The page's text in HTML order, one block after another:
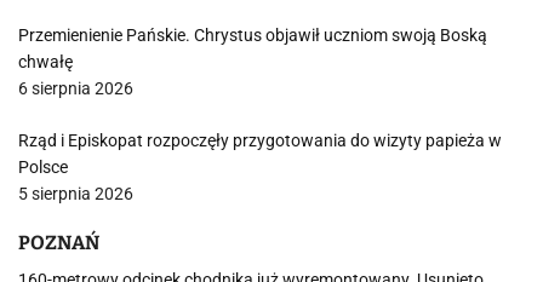
Przemienienie Pańskie. Chrystus objawił uczniom swoją Boską
chwałę
6 sierpnia 2026
Rząd i Episkopat rozpoczęły przygotowania do wizyty papieża w
Polsce
5 sierpnia 2026
POZNAŃ